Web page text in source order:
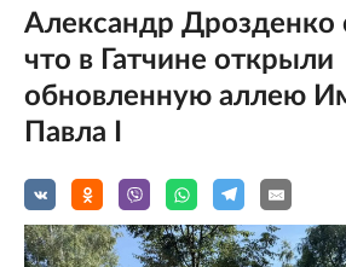
Александр Дрозденко
что в Гатчине открыли
обновленную аллею
Павла I